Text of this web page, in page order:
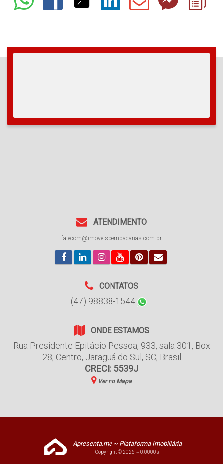
ATENDIMENTO
falecom@imoveisbembacanas.com.br
CONTATOS
(47) 98838-1544
ONDE ESTAMOS
Rua Presidente Epitácio Pessoa, 933, sala 301, Box
28, Centro, Jaraguá do Sul , SC, Brasil
CRECI: 5539J
Ver no Mapa
Apresenta.me ~ Plataforma Imobiliária
Copyright © 2026 ~ 0.0000s